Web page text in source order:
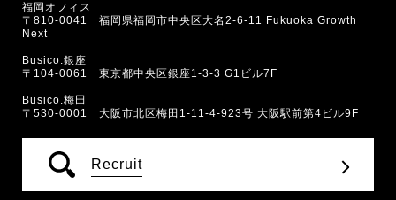
福岡オフィス
〒810-0041 福岡県福岡市中央区大名2-6-11 Fukuoka Growth
Next
Busico.銀座
〒104-0061 東京都中央区銀座1-3-3 G1ビル7F
Busico.梅田
〒530-0001 大阪市北区梅田1-11-4-923号 大阪駅前第4ビル9F
Recruit